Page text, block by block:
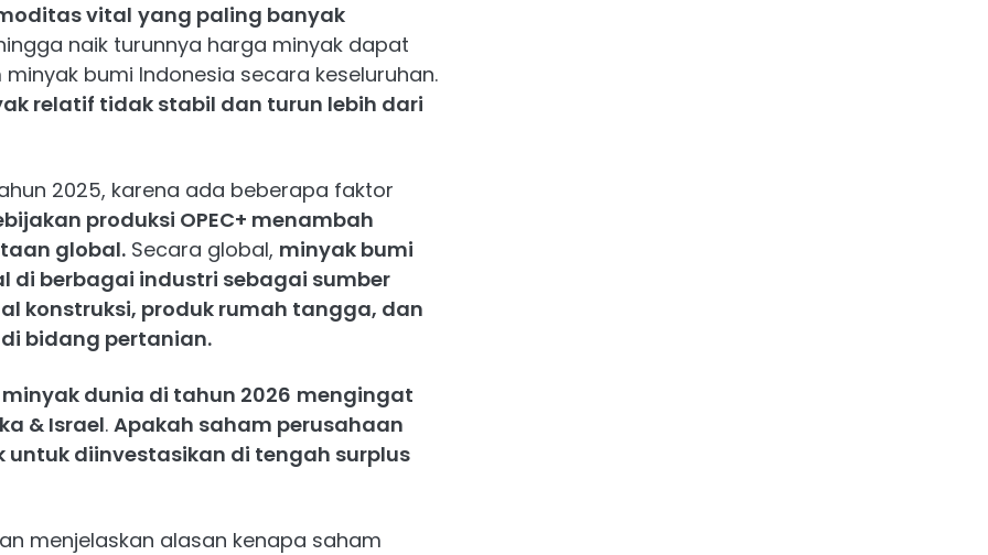
vital yang paling banyak
naik turunnya harga minyak dapat
bumi Indonesia secara keseluruhan.
relatif tidak stabil dan turun lebih dari
2025, karena ada beberapa faktor
produksi OPEC+ menambah
global. Secara global, minyak bumi
berbagai industri sebagai sumber
konstruksi, produk rumah tangga, dan
bidang pertanian.
dunia di tahun 2026 mengingat
& Israel. Apakah saham perusahaan
diinvestasikan di tengah surplus
menjelaskan alasan kenapa saham